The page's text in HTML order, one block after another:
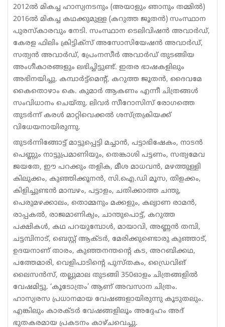
2012ൽ മികച്ച ഹാസ്യനടനും (അയാളും ഞാനും തമ്മിൽ)
2016ൽ മികച്ച കഥക്കുമുള്ള (കറുത്ത ജൂതൻ) സംസ്ഥാന
പുരസ്‌കാരവും നേടി. സംസ്ഥാന ടെലിവിഷൻ അവാർഡ്​,
കേരള ഫിലിം ക്രിട്ടിക്സ് അസോസിയേഷൻ അവാർഡ്,
സത്യൻ അവാർഡ്​, പ്രേംനസീർ അവാർഡ്​ തുടങ്ങിയ
അംഗീകാരങ്ങളും ലഭിച്ചിട്ടുണ്ട്​. ഇതര ഭാഷകളിലും
അഭിനയിച്ചു. കമ്പാർട്ട്മെന്റ്, കറുത്ത ജൂതൻ, ദൈവമേ
കൈതൊഴാം കെ. കുമാർ ആകണം എന്നീ ചിത്രങ്ങൾ
സംവിധാനം ചെയ്തു. ലിവർ സീറോസിസ് രോഗത്തെ
തുടർന്ന്​ കരൾ മാറ്റിവെക്കൽ ശസ്ത്രക്രിയക്ക്​
വിധേയനായിരുന്നു.
തുടർന്നിങ്ങോട്ട്​ മാട്ടു​പ്പെട്ടി മച്ചാൻ, പട്ടാഭിഷേകം, നാടൻ
പെണ്ണും നാട്ടുപ്രമാണിയും, തെങ്കാശി പട്ടണം, സത്യമേവ
ജയതേ, ഈ പറക്കും തളിക, മീശ മാധവൻ, മഴത്തുള്ളി
കിലുക്കം, കുഞ്ഞിക്കൂനൻ, സി.ഐ.ഡി മൂസ, തിളക്കം,
കിളിച്ചുണ്ടൻ മാമ്പഴം, പട്ടാളം, ചതിക്കാത്ത ചന്തു,
പെരുമഴക്കാലം, തൊമ്മനും മക്കളും, കല്യാണ രാമൻ,
രാപ്പകൽ, രാജമാണിക്യം, ചാന്തുപൊട്ട്​, കറുത്ത
പക്ഷികൾ, കഥ പറയുമ്പോൾ, മായാവി, അണ്ണൻ തമ്പി,
ചട്ടമ്പിനാട്​, ബെസ്റ്റ്​ ആക്ടർ, മേരിക്കുണ്ടൊരു കുഞ്ഞാട്​,
ഉദയനാണ്​ താരം, കുഞ്ഞനന്തന്റെ കട, അറബിക്കഥ,
പത്തേമാരി, വെളിപാടിന്‍റെ പുസ്തകം, ഡ്രൈവിങ്
ലൈസൻസ്, തല്ലുമാല തുടങ്ങി​ 350ഓളം ചിത്രങ്ങളിൽ
വേഷമിട്ടു. ‘കൂടോത്രം’ ആണ്​ അവസാന ചിത്രം.
ഹാസ്യരസ പ്രധാനമായ വേഷങ്ങളായിരുന്നു കൂടുതലും.
എങ്കിലും കാരക്ടർ വേഷങ്ങളിലൂം അദ്ദേഹം അദ്​
ഭുതകരമായ പ്രകടനം കാഴ്ചവെച്ചു.